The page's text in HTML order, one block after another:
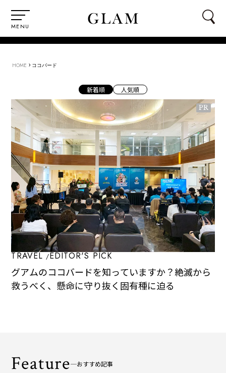
MENU
HOME › ココバード
新着順 人気順
PR
TRAVEL EDITOR'S PICK
グアムのココバードを知っていますか？絶滅から
救うべく、懸命に守り抜く固有種に迫る
Feature おすすめ記事